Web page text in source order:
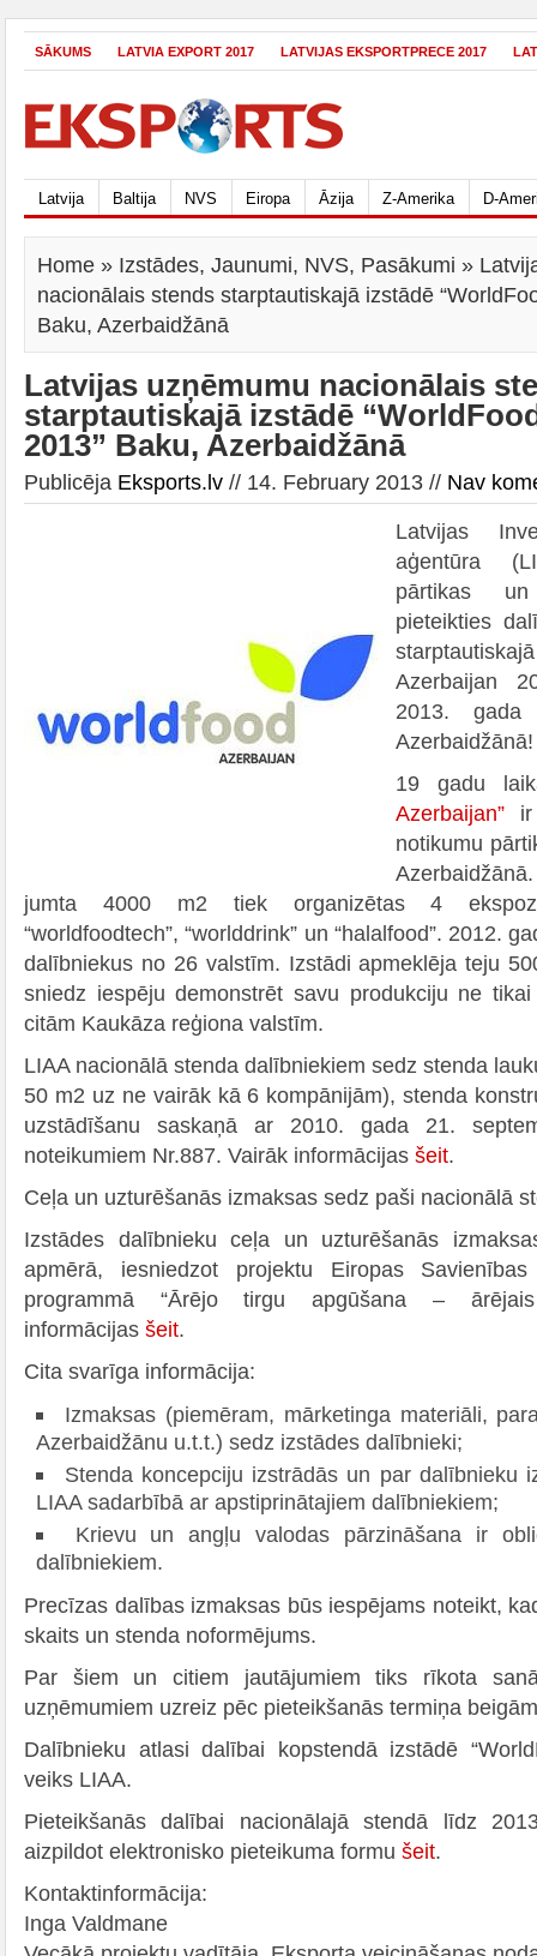
SĀKUMS LATVIA EXPORT 2017 LATVIJAS EKSPORTPRECE 2017
Latvija Baltija NVS Eiropa Āzija Z-Amerika D-
Home » Izstādes, Jaunumi, NVS, Pasākumi »
nacionālais stends starptautiskajā izstādē
Baku, Azerbaidžānā
Latvijas uzņēmumu nacionālais
starptautiskajā izstādē
2013” Baku, Azerbaidžānā
Publicēja Eksports.lv // 14. February 2013 // Nav
Latvijas
aģentūra
pārtikas
pieteikties
Azerbaijan
2013. gada
Azerbaidžānā!
19 gadu
Azerbaijan” ir
notikumu
jumta 4000 m2 tiek organizētas 4
“worldfoodtech”, “worlddrink” un “halalfood”. 2012.
dalībniekus no 26 valstīm. Izstādi apmeklēja teju
sniedz iespēju demonstrēt savu produkciju ne
citām Kaukāza reģiona valstīm.
LIAA nacionālā stenda dalībniekiem sedz stenda
50 m2 uz ne vairāk kā 6 kompānijām), stenda
uzstādīšanu saskaņā ar 2010. gada 21.
noteikumiem Nr.887. Vairāk informācijas šeit.
Ceļa un uzturēšanās izmaksas sedz paši nacionālā
Izstādes dalībnieku ceļa un uzturēšanās
apmērā, iesniedzot projektu Eiropas
programmā “Ārējo tirgu apgūšana – ārējais
informācijas šeit.
Cita svarīga informācija:
Izmaksas (piemēram, mārketinga materiāli,
Azerbaidžānu u.t.t.) sedz izstādes dalībnieki;
Stenda koncepciju izstrādās un par dalībnieku
LIAA sadarbībā ar apstiprinātajiem dalībniekiem;
Krievu un angļu valodas pārzināšana ir
dalībniekiem.
Precīzas dalības izmaksas būs iespējams noteikt,
skaits un stenda noformējums.
Par šiem un citiem jautājumiem tiks rīkota
uzņēmumiem uzreiz pēc pieteikšanās termiņa
Dalībnieku atlasi dalībai kopstendā izstādē
veiks LIAA.
Pieteikšanās dalībai nacionālajā stendā līdz
aizpildot elektronisko pieteikuma formu šeit.
Kontaktinformācija:
Inga Valdmane